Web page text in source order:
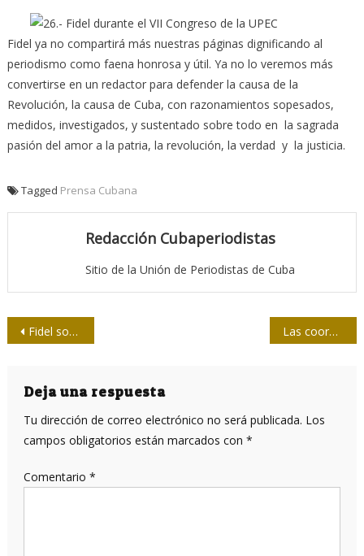
Fidel ya no compartirá más nuestras páginas dignificando al
periodismo como faena honrosa y útil. Ya no lo veremos más
convertirse en un redactor para defender la causa de la
Revolución, la causa de Cuba, con razonamientos sopesados,
medidos, investigados, y sustentado sobre todo en la sagrada
pasión del amor a la patria, la revolución, la verdad y la justicia.
Tagged Prensa Cubana
Redacción Cubaperiodistas
Sitio de la Unión de Periodistas de Cuba
Navegación
entradas
Fidel soy yo, eres tú, somos todos: Fidel se multiplica Las coordenadas de la Utopía
Deja una respuesta
Tu dirección de correo electrónico no será publicada. Los
campos obligatorios están marcados con *
Comentario *